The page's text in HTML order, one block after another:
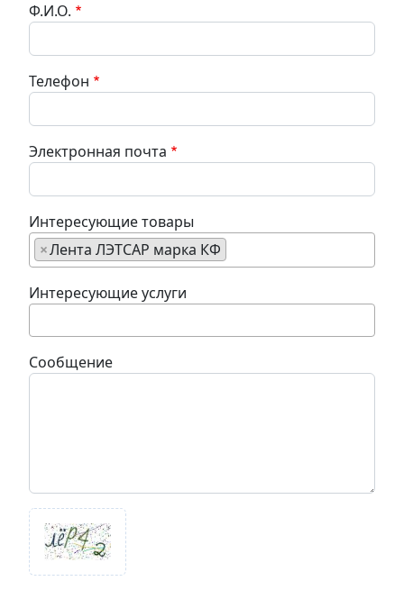
Ф.И.О.
Телефон
Электронная почта
Интересующие товары
×Лента ЛЭТСАР марка КФ
Интересующие услуги
Сообщение